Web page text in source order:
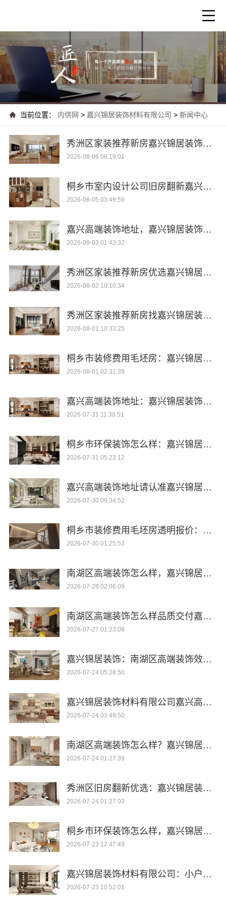
当前位置： 内供网> 嘉兴锦居装饰材料有限公司 > 新闻中心
秀洲区家装推荐新房嘉兴锦居装饰材料有限公司
2026-08-06 06:19:01
桐乡市室内设计公司旧房翻新嘉兴锦居装饰材料有限公司
2026-08-05 03:49:59
嘉兴高端装饰地址，嘉兴锦居装饰材料有限公司本地口碑推荐
2026-08-03 01:43:32
秀洲区家装推荐新房优选嘉兴锦居装饰材料有限公司
2026-08-02 10:10:34
秀洲区家装推荐新房找嘉兴锦居装饰材料有限公司
2026-08-01 10:33:25
桐乡市装修费用毛坯房：嘉兴锦居装饰材料有限公司报价透明
2026-08-01 02:31:39
嘉兴高端装饰地址：嘉兴锦居装饰材料有限公司一站式服务
2026-07-31 11:38:51
桐乡市环保装饰怎么样：嘉兴锦居装饰材料有限公司绿色生活
2026-07-31 05:23:12
嘉兴高端装饰地址请认准嘉兴锦居装饰材料有限公司
2026-07-30 09:34:52
桐乡市装修费用毛坯房透明报价：嘉兴锦居装饰材料有限公司
2026-07-30 01:25:53
南湖区高端装饰怎么样，嘉兴锦居装饰材料有限公司品质保证
2026-07-28 02:06:09
南湖区高端装饰怎么样品质交付嘉兴锦居装饰材料有限公司
2026-07-27 01:23:08
嘉兴锦居装饰：南湖区高端装饰效果真实评价
2026-07-24 05:28:50
嘉兴锦居装饰材料有限公司嘉兴高端装饰地址
2026-07-24 03:49:50
南湖区高端装饰怎么样？嘉兴锦居装饰材料有限公司实力分析
2026-07-24 01:27:39
秀洲区旧房翻新优选：嘉兴锦居装饰材料有限公司
2026-07-24 01:27:03
桐乡市环保装饰怎么样，嘉兴锦居装饰材料有限公司
2026-07-23 12:47:49
嘉兴锦居装饰材料有限公司：小户型旧房翻新秀洲首选
2026-07-23 10:52:01